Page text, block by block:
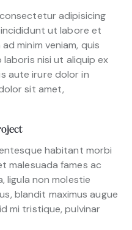
adipisicing
ut labore et
minim veniam, quis
nisi ut aliquip ex
aute irure dolor in
sit amet,
habitant morbi
malesuada fames ac
ligula non molestie
blandit maximus augue
mi tristique, pulvinar